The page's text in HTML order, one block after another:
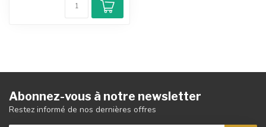
Abonnez-vous à notre newsletter
Restez informé de nos dernières offres